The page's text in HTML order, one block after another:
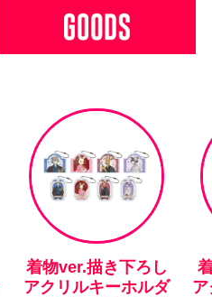
着物ver.描き下ろし
アクリルキーホルダ